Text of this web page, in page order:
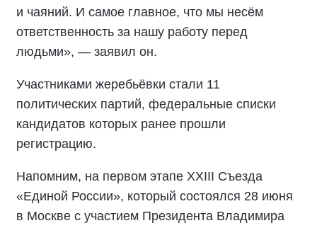
и чаяний. И самое главное, что мы несём
ответственность за нашу работу перед
людьми», — заявил он.
Участниками жеребьёвки стали 11
политических партий, федеральные списки
кандидатов которых ранее прошли
регистрацию.
Напомним, на первом этапе XXIII Съезда
«Единой России», который состоялся 28 июня
в Москве с участием Президента Владимира